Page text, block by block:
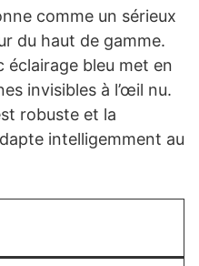
comme un sérieux
du haut de gamme.
éclairage bleu met en
invisibles à l’œil nu.
robuste et la
intelligemment au